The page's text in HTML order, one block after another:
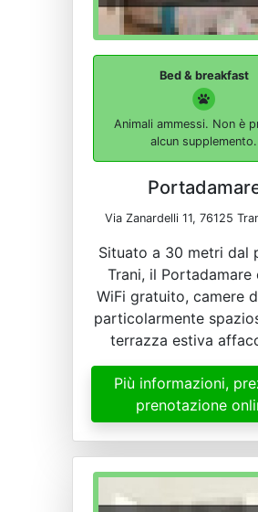
Bed & breakfast
Animali ammessi. Non è
alcun supplemento.
Via Zanardelli 11, 76125
Situato a 30 metri dal
Trani, il Portadamare
WiFi gratuito, camere
particolarmente
terrazza estiva
Più informazioni,
prenotazione